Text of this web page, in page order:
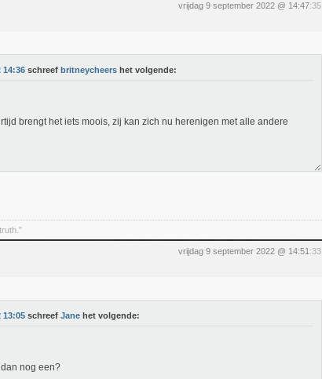
vrijdag 9 september 2022 @ 14:47:35
14:36 schreef britneycheers het volgende:
brengt het iets moois, zij kan zich nu herenigen met alle andere
vrijdag 9 september 2022 @ 14:51 :33
13:05 schreef Jane het volgende:
nog een?